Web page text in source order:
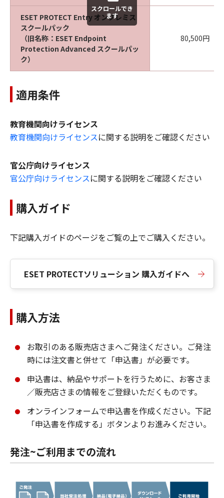
ESET PROTECT Entry オンプレミス
スクールパック
（旧名称：ESET Endpoint
Protection Advanced スクールパッ
ク）
80,500円
スクロールでき
ます
適用条件
教育機関向けライセンス
教育機関向けライセンスに関する説明をご確認ください
官公庁向けライセンス
官公庁向けライセンスに関する説明をご確認ください
購入ガイド
下記購入ガイドのページをご覧の上でご購入ください。
ESET PROTECTソリューション 購入ガイドへ
購入方法
お取引のある販売店さまへご発注ください。ご発注
時には注文書と併せて「申込書」が必要です。
申込書は、納品やサポートを行うために、お客さま
／販売店さまの情報をご登録いただくものです。
オンラインフォームで申込書を作成ください。下記
「申込書を作成する」ボタンよりお進みください。
発注~ご利用までの流れ